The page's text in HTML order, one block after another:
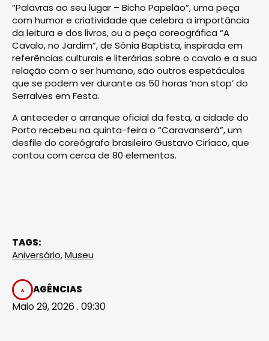
“Palavras ao seu lugar – Bicho Papelão”, uma peça
com humor e criatividade que celebra a importância
da leitura e dos livros, ou a peça coreográfica “A
Cavalo, no Jardim”, de Sónia Baptista, inspirada em
referências culturais e literárias sobre o cavalo e a sua
relação com o ser humano, são outros espetáculos
que se podem ver durante as 50 horas ‘non stop’ do
Serralves em Festa.
A anteceder o arranque oficial da festa, a cidade do
Porto recebeu na quinta-feira o “Caravanserá”, um
desfile do coreógrafo brasileiro Gustavo Ciríaco, que
contou com cerca de 80 elementos.
TAGS:
Aniversário,Museu
AGÊNCIAS
Maio 29, 2026 . 09:30